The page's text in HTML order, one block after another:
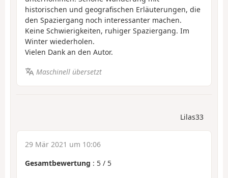
historischen und geografischen Erläuterungen, die
den Spaziergang noch interessanter machen.
Keine Schwierigkeiten, ruhiger Spaziergang. Im
Winter wiederholen.
Vielen Dank an den Autor.
Maschinell übersetzt
Lilas33
29 Mär 2021 um 10:06
Gesamtbewertung : 5 / 5